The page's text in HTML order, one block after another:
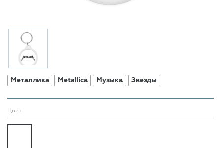
Металлика Metallica Музыка Звезды
Цвет